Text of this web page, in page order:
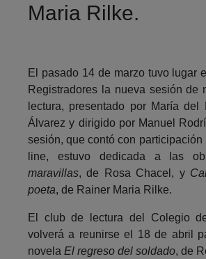
Maria Rilke.
El pasado 14 de marzo tuvo lugar
Registradores la nueva sesión de
lectura, presentado por María del
Álvarez y dirigido por Manuel
sesión, que contó con participación
line, estuvo dedicada a las
maravillas, de Rosa Chacel, y
poeta, de Rainer Maria Rilke.
El club de lectura del Colegio
volverá a reunirse el 18 de abril
novela El regreso del soldado, de